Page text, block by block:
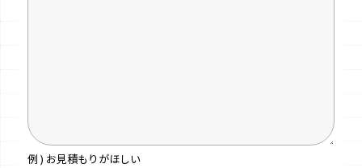
例 ) お見積もりがほしい